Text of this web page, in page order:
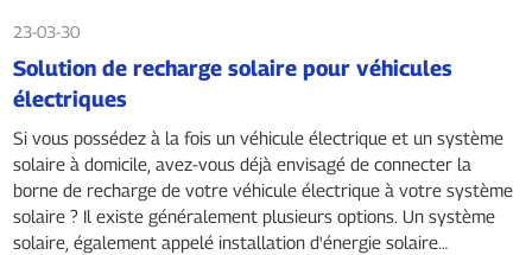
23-03-30
Solution de recharge solaire pour véhicules
électriques
Si vous possédez à la fois un véhicule électrique et un système
solaire à domicile, avez-vous déjà envisagé de connecter la
borne de recharge de votre véhicule électrique à votre système
solaire ? Il existe généralement plusieurs options. Un système
solaire, également appelé installation d'énergie solaire…